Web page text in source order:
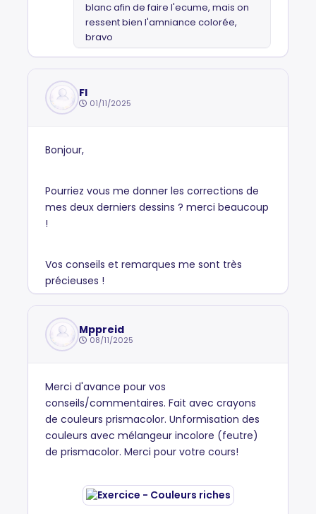
blanc afin de faire l'ecume, mais on
ressent bien l'amniance colorée,
bravo
Fl
01/11/2025
Bonjour,
Pourriez vous me donner les corrections de
mes deux derniers dessins ? merci beaucoup
!
Vos conseils et remarques me sont très
précieuses !
Mppreid
08/11/2025
Merci d'avance pour vos
conseils/commentaires. Fait avec crayons
de couleurs prismacolor. Unformisation des
couleurs avec mélangeur incolore (feutre)
de prismacolor. Merci pour votre cours!